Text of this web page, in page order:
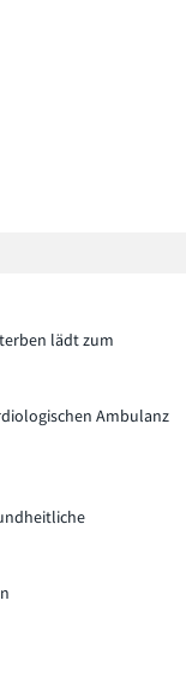
lädt zum
Ambulanz